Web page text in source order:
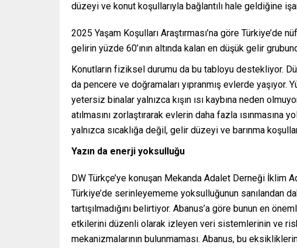
düzeyi ve konut koşullarıyla bağlantılı hale geldiğine
2025 Yaşam Koşulları Araştırması’na göre Türkiye’de
gelirin yüzde 60’ının altında kalan en düşük gelir
Konutların fiziksel durumu da bu tabloyu destekliyor.
da pencere ve doğramaları yıpranmış evlerde yaşıyor.
yetersiz binalar yalnızca kışın ısı kaybına neden
atılmasını zorlaştırarak evlerin daha fazla ısınmasına
yalnızca sıcaklığa değil, gelir düzeyi ve barınma
Yazın da enerji yoksulluğu
DW Türkçe’ye konuşan Mekanda Adalet Derneği İklim
Türkiye’de serinleyememe yoksulluğunun sanılandan
tartışılmadığını belirtiyor. Abanus’a göre bunun en
etkilerini düzenli olarak izleyen veri sistemlerinin ve
mekanizmalarının bulunmaması. Abanus, bu